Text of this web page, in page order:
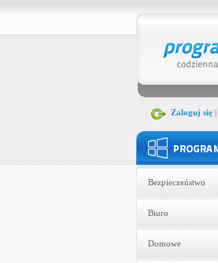
Zaloguj się|
Bezpieczeństwo
Biuro
Domowe